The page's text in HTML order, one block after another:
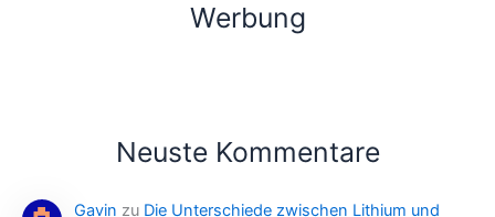
Werbung
Neuste Kommentare
Gavin zu Die Unterschiede zwischen Lithium und